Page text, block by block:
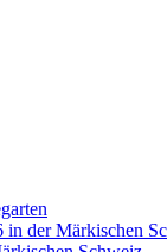
in der Märkischen